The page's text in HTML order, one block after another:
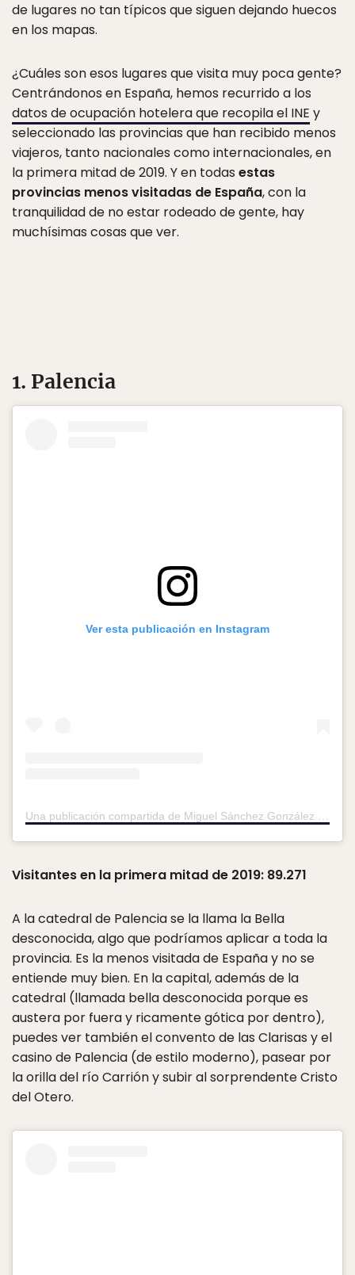
de lugares no tan típicos que siguen dejando huecos
en los mapas.
¿Cuáles son esos lugares que visita muy poca gente?
Centrándonos en España, hemos recurrido a los
datos de ocupación hotelera que recopila el INE y
seleccionado las provincias que han recibido menos
viajeros, tanto nacionales como internacionales, en
la primera mitad de 2019. Y en todas estas
provincias menos visitadas de España, con la
tranquilidad de no estar rodeado de gente, hay
muchísimas cosas que ver.
1. Palencia
Ver esta publicación en Instagram
Una publicación compartida de Miguel Sánchez González (@miguel_sanchez_gonz)
Visitantes en la primera mitad de 2019: 89.271
A la catedral de Palencia se la llama la Bella
desconocida, algo que podríamos aplicar a toda la
provincia. Es la menos visitada de España y no se
entiende muy bien. En la capital, además de la
catedral (llamada bella desconocida porque es
austera por fuera y ricamente gótica por dentro),
puedes ver también el convento de las Clarisas y el
casino de Palencia (de estilo moderno), pasear por
la orilla del río Carrión y subir al sorprendente Cristo
del Otero.